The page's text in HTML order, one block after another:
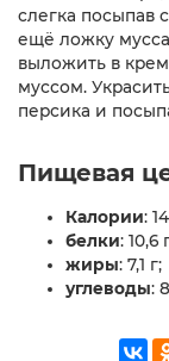
слегка посыпав
ещё ложку
выложить в
муссом.
персика и
Пищевая
Калории:
белки: 10,6
жиры: 7,1 г;
углеводы: